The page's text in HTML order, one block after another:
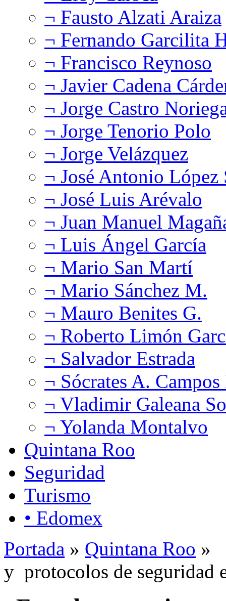
¬ Fausto Alzati Araiza
¬ Fernando Garcilita
¬ Francisco Reynoso
¬ Javier Cadena
¬ Jorge Castro
¬ Jorge Tenorio Polo
¬ Jorge Velázquez
¬ José Antonio López
¬ José Luis Arévalo
¬ Juan Manuel
¬ Luis Ángel García
¬ Mario San Martí
¬ Mario Sánchez M.
¬ Mauro Benites G.
¬ Roberto Limón
¬ Salvador Estrada
¬ Sócrates A.
¬ Vladimir Galeana
¬ Yolanda Montalvo
Quintana Roo
Seguridad
Turismo
• Edomex
Portada » Quintana Roo »
y protocolos de seguridad